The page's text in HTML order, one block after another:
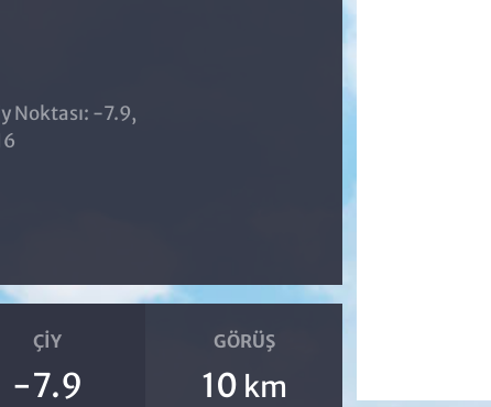
Noktası: -7.9,
ÇIY
-7.9
GÖRÜŞ
10 km